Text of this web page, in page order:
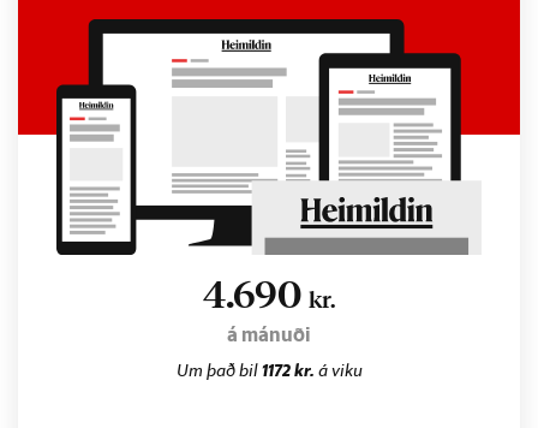
4.690 kr.
á mánuði
Um það bil1172 kr. á viku